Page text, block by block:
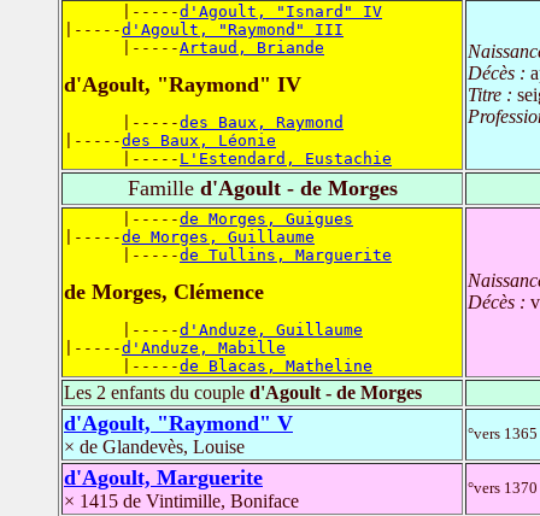
      |-----
d'Agoult, "Isnard" IV
|-----d'Agoult, "Raymond" III
      |-----
Artaud, Briande
d'Agoult, "Raymond" IV
      |-----
des Baux, Raymond
|-----des Baux, Léonie
      |-----
L'Estendard, Eustachie
Décès :
Titre :
Familled'Agoult - de Morges
      |-----
de Morges, Guigues
|-----de Morges, Guillaume
      |-----
de Tullins, Marguerite
de Morges, Clémence
      |-----
d'Anduze, Guillaume
|-----d'Anduze, Mabille
      |-----
de Blacas, Matheline
Décès :
Les 2 enfants du couple d'Agoult - de Morges
d'Agoult, "Raymond" V
× de Glandevès, Louise
°vers
d'Agoult, Marguerite
× 1415 de Vintimille, Boniface
°vers